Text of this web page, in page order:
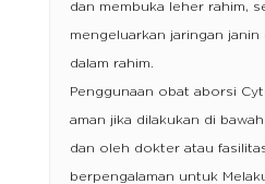
dan membuka leher rahim,
mengeluarkan jaringan janin
dalam rahim.
Penggunaan obat aborsi
aman jika dilakukan di
dan oleh dokter atau
berpengalaman untuk